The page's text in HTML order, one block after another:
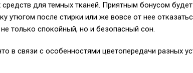
для темных тканей. Приятным бонусом
утюгом после стирки или же вовсе от нее
только спокойный, но и безопасный сон.
в связи с особенностями цветопередачи разных